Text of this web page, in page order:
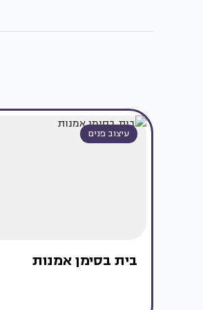
עיצוב פנים
בית בסימן אמנות